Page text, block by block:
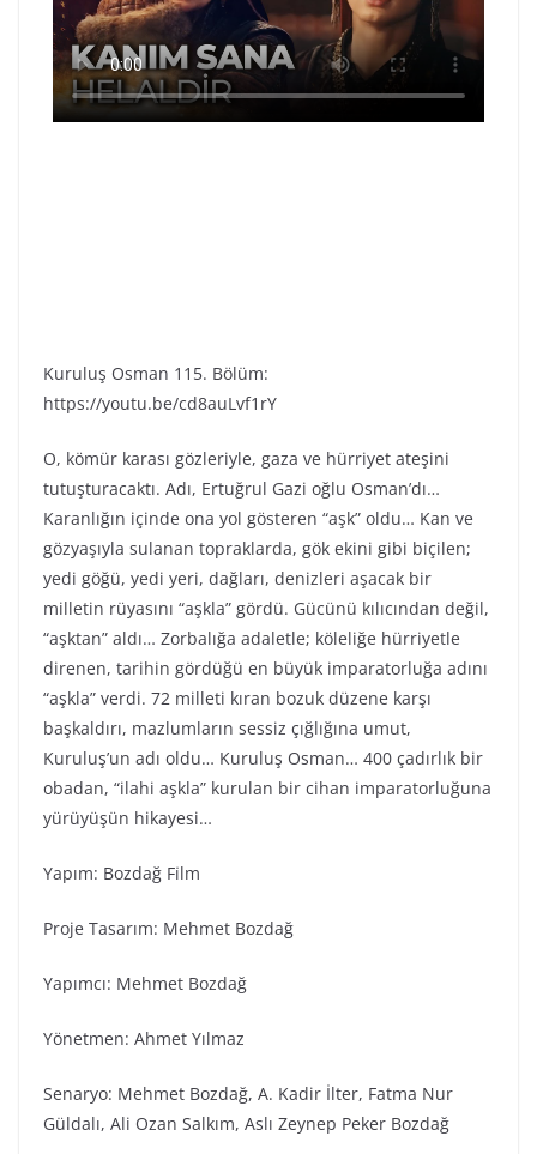
Kuruluş Osman 115. Bölüm:
https://youtu.be/cd8auLvf1rY
O, kömür karası gözleriyle, gaza ve hürriyet ateşini
tutuşturacaktı. Adı, Ertuğrul Gazi oğlu Osman’dı…
Karanlığın içinde ona yol gösteren “aşk” oldu… Kan ve
gözyaşıyla sulanan topraklarda, gök ekini gibi biçilen;
yedi göğü, yedi yeri, dağları, denizleri aşacak bir
milletin rüyasını “aşkla” gördü. Gücünü kılıcından değil,
“aşktan” aldı… Zorbalığa adaletle; köleliğe hürriyetle
direnen, tarihin gördüğü en büyük imparatorluğa adını
“aşkla” verdi. 72 milleti kıran bozuk düzene karşı
başkaldırı, mazlumların sessiz çığlığına umut,
Kuruluş’un adı oldu… Kuruluş Osman… 400 çadırlık bir
obadan, “ilahi aşkla” kurulan bir cihan imparatorluğuna
yürüyüşün hikayesi…
Yapım: Bozdağ Fi̇lm
Proje Tasarım: Mehmet Bozdağ
Yapımcı: Mehmet Bozdağ
Yönetmen: Ahmet Yılmaz
Senaryo: Mehmet Bozdağ, A. Kadir İlter, Fatma Nur
Güldalı, Ali Ozan Salkım, Aslı Zeynep Peker Bozdağ